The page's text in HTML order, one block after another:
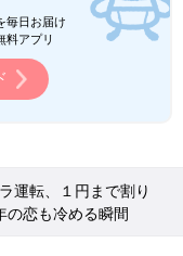
毎日お届け
料アプリ
運転、１円まで割り
の恋も冷める瞬間